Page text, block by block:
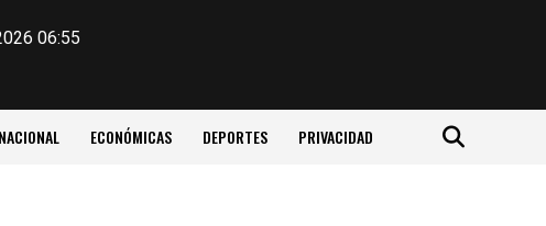
06:55
NACIONAL ECONÓMICAS DEPORTES PRIVACIDAD